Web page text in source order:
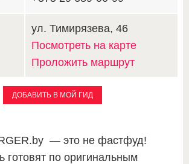
ул. Тимирязева, 46
Посмотреть на карте
Проложить маршрут
ДОБАВИТЬ В МОЙ ГИД
— это не фастфуд!
готовят по оригинальным